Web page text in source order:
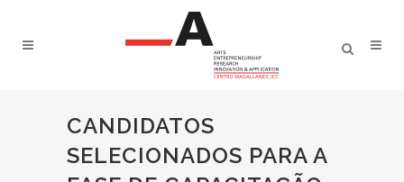
CANDIDATOS
SELECIONADOS PARA A